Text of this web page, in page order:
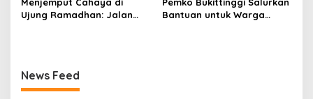
Putih Ketaping
Menjemput Cahaya di
Ujung Ramadhan: Jalan
Pemko Bukittinggi Salurkan
Bantuan untuk Warga
News Feed